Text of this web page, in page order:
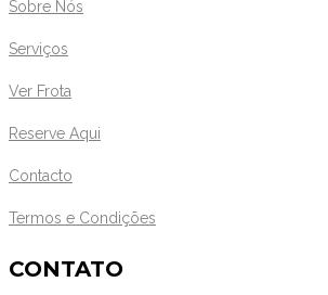
Sobre Nós
Serviços
Ver Frota
Reserve Aqui
Contacto
Termos e Condições
CONTATO